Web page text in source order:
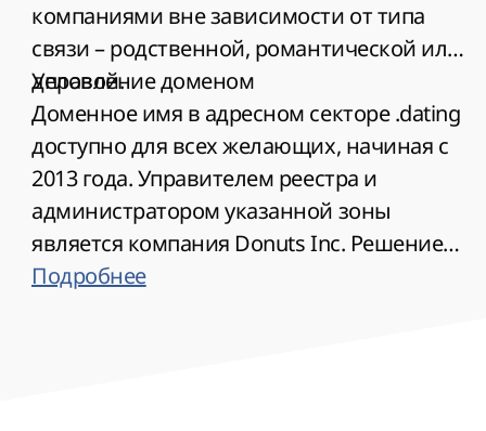
компаниями вне зависимости от типа
связи – родственной, романтической или
деловой.
Управление доменом
Доменное имя в адресном секторе .dating
доступно для всех желающих, начиная с
2013 года. Управителем реестра и
администратором указанной зоны
является компания Donuts Inc. Решением
общетехнических и правовых вопросов
Подробнее